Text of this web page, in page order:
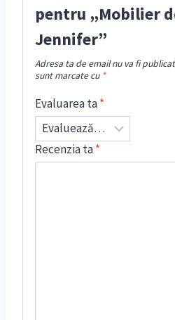
pentru „Mobilier
Jennifer”
Adresa ta de email nu va fi
sunt marcate cu *
Evaluarea ta*
Recenzia ta*